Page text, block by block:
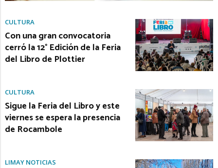
CULTURA
Con una gran convocatoria
cerró la 12° Edición de la Feria
del Libro de Plottier
CULTURA
Sigue la Feria del Libro y este
viernes se espera la presencia
de Rocambole
LIMAY NOTICIAS